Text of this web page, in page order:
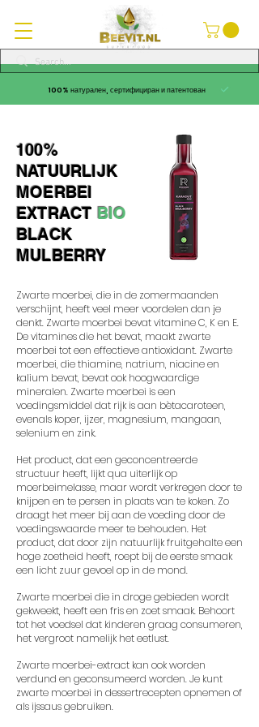
100% натурален, сертифициран и патентован
100%
NATUURLIJK
MOERBEI
EXTRACT BIO
BLACK
MULBERRY
Zwarte moerbei, die in de zomermaanden
verschijnt, heeft veel meer voordelen dan je
denkt. Zwarte moerbei bevat vitamine C, K en E.
De vitamines die het bevat, maakt zwarte
moerbei tot een effectieve antioxidant. Zwarte
moerbei, die thiamine, natrium, niacine en
kalium bevat, bevat ook hoogwaardige
mineralen. Zwarte moerbei is een
voedingsmiddel dat rijk is aan bètacaroteen,
evenals koper, ijzer, magnesium, mangaan,
selenium en zink.
Het product, dat een geconcentreerde
structuur heeft, lijkt qua uiterlijk op
moerbeimelasse, maar wordt verkregen door te
knijpen en te persen in plaats van te koken. Zo
draagt ​​het meer bij aan de voeding door de
voedingswaarde meer te behouden. Het
product, dat door zijn natuurlijk fruitgehalte een
hoge zoetheid heeft, roept bij de eerste smaak
een licht zuur gevoel op in de mond.
Zwarte moerbei die in droge gebieden wordt
gekweekt, heeft een fris en zoetsmaak. Behoort
tot het voedsel dat kinderen graag consumeren,
het vergroot namelijk het eetlust.
Zwarte moerbei-extract kan ook worden
verdund en geconsumeerd worden. Je kunt
zwarte moerbei in dessertrecepten opnemen of
als ijssaus gebruiken.